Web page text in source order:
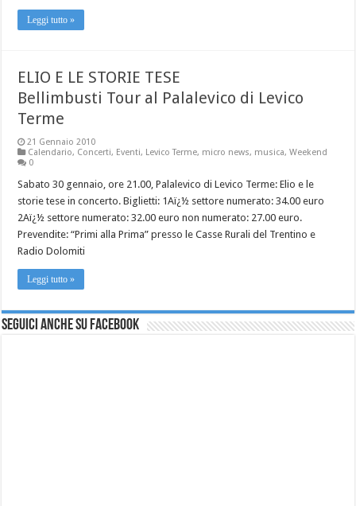
Leggi tutto »
ELIO E LE STORIE TESE
Bellimbusti Tour al Palalevico di Levico
Terme
21 Gennaio 2010
Calendario, Concerti, Eventi, Levico Terme, micro news, musica,Weekend
0
Sabato 30 gennaio, ore 21.00, Palalevico di Levico Terme: Elio e le
storie tese in concerto. Biglietti: 1Aï¿½ settore numerato: 34.00 euro
2Aï¿½ settore numerato: 32.00 euro non numerato: 27.00 euro.
Prevendite: “Primi alla Prima” presso le Casse Rurali del Trentino e
Radio Dolomiti
Leggi tutto »
Seguici anche su Facebook